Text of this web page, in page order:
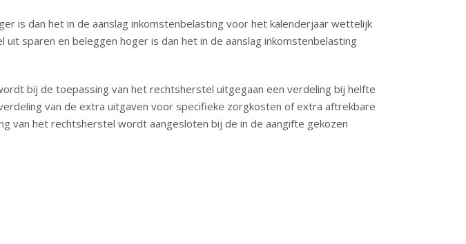
is dan het in de aanslag inkomstenbelasting voor het kalenderjaar wettelijk
sparen en beleggen hoger is dan het in de aanslag inkomstenbelasting
bij de toepassing van het rechtsherstel uitgegaan een verdeling bij helfte
van de extra uitgaven voor specifieke zorgkosten of extra aftrekbare
van het rechtsherstel wordt aangesloten bij de in de aangifte gekozen